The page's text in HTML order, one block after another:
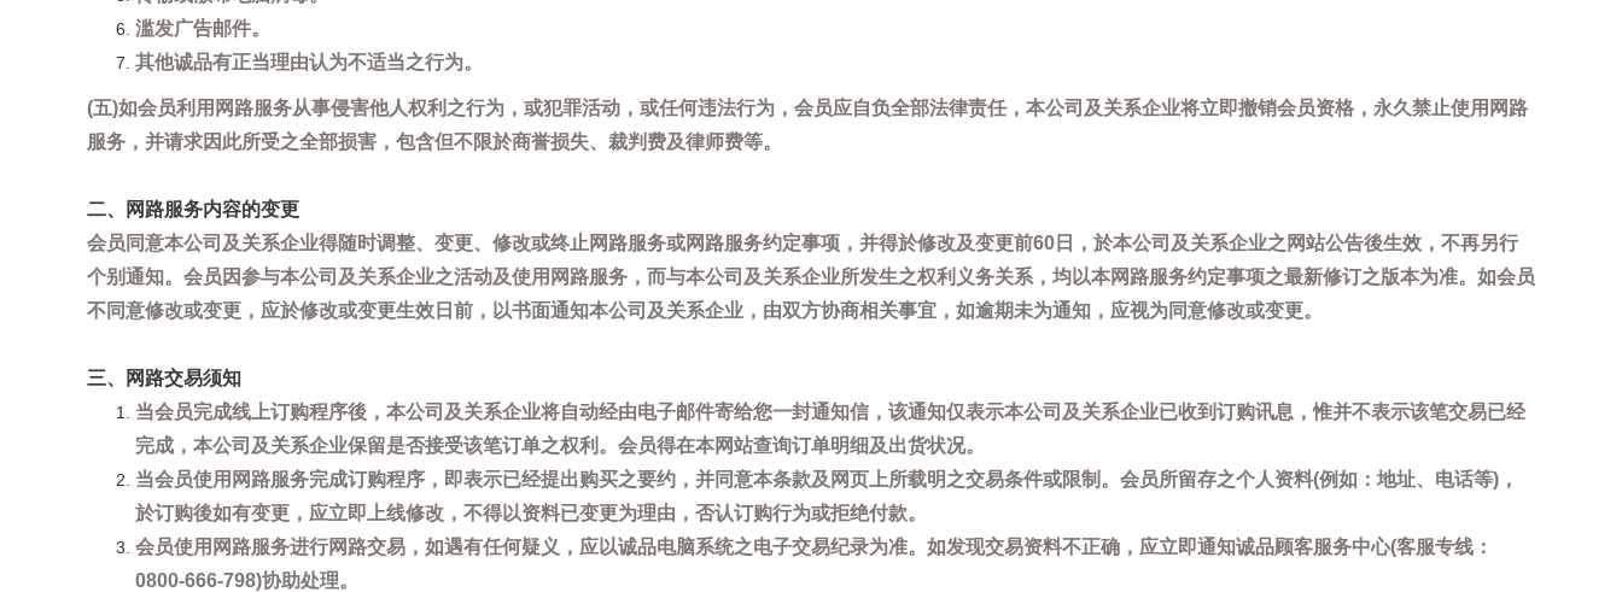
滥发广告邮件。
其他诚品有正当理由认为不适当之行为。
(五)如会员利用网路服务从事侵害他人权利之行为，或犯罪活动，或任何违法行为，会员应自负全部法律责任，本公司及关系企业将立即撤销会员资格，永久禁止使用网路
服务，并请求因此所受之全部损害，包含但不限於商誉损失、裁判费及律师费等。
二、网路服务内容的变更
会员同意本公司及关系企业得随时调整、变更、修改或终止网路服务或网路服务约定事项，并得於修改及变更前60日，於本公司及关系企业之网站公告後生效，不再另行
个别通知。会员因参与本公司及关系企业之活动及使用网路服务，而与本公司及关系企业所发生之权利义务关系，均以本网路服务约定事项之最新修订之版本为准。如会员
不同意修改或变更，应於修改或变更生效日前，以书面通知本公司及关系企业，由双方协商相关事宜，如逾期未为通知，应视为同意修改或变更。
三、网路交易须知
当会员完成线上订购程序後，本公司及关系企业将自动经由电子邮件寄给您一封通知信，该通知仅表示本公司及关系企业已收到订购讯息，惟并不表示该笔交易已经
完成，本公司及关系企业保留是否接受该笔订单之权利。会员得在本网站查询订单明细及出货状况。
当会员使用网路服务完成订购程序，即表示已经提出购买之要约，并同意本条款及网页上所载明之交易条件或限制。会员所留存之个人资料(例如：地址、电话等)，
於订购後如有变更，应立即上线修改，不得以资料已变更为理由，否认订购行为或拒绝付款。
会员使用网路服务进行网路交易，如遇有任何疑义，应以诚品电脑系统之电子交易纪录为准。如发现交易资料不正确，应立即通知诚品顾客服务中心(客服专线：
0800-666-798)协助处理。